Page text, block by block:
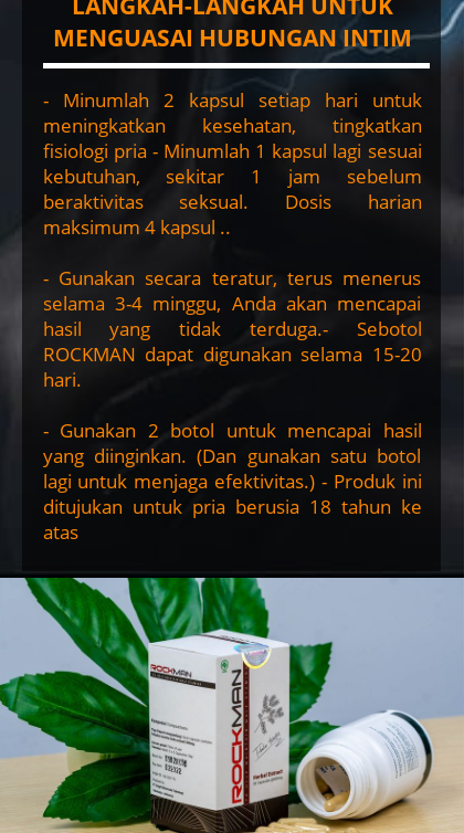
MENGUASAI HUBUNGAN INTIM
- Minumlah 2 kapsul setiap hari untuk
meningkatkan kesehatan, tingkatkan
fisiologi pria - Minumlah 1 kapsul lagi sesuai
kebutuhan, sekitar 1 jam sebelum
beraktivitas seksual. Dosis harian
maksimum 4 kapsul ..
- Gunakan secara teratur, terus menerus
selama 3-4 minggu, Anda akan mencapai
hasil yang tidak terduga.- Sebotol
ROCKMAN dapat digunakan selama 15-20
hari.
- Gunakan 2 botol untuk mencapai hasil
yang diinginkan. (Dan gunakan satu botol
lagi untuk menjaga efektivitas.) - Produk ini
ditujukan untuk pria berusia 18 tahun ke
atas